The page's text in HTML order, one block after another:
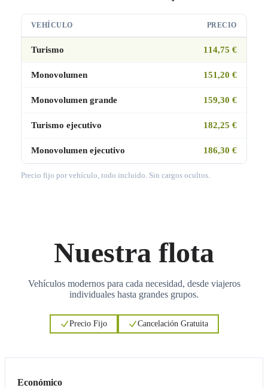
VEHÍCULO PRECIO
Turismo 114,75 €
Monovolumen 151,20 €
Monovolumen grande 159,30 €
Turismo ejecutivo 182,25 €
Monovolumen ejecutivo 186,30 €
Precio fijo por vehículo, todo incluido. Sin cargos ocultos.
Nuestra flota
Vehículos modernos para cada necesidad, desde viajeros
individuales hasta grandes grupos.
Precio Fijo Cancelación Gratuita
Económico